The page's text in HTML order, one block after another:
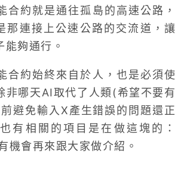
合約就是通往孤島的高速公路，
那連接上公速公路的交流道，讓
能夠通行。
合約始終來自於人，也是必須使
非哪天AI取代了人類(希望不要有
避免輸入X產生錯誤的問題還正
有相關的項目是在做這塊的：
會再來跟大家做介紹。